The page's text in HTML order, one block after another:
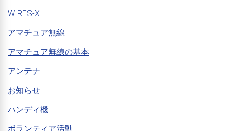
WIRES-X
アマチュア無線
アマチュア無線の基本
アンテナ
お知らせ
ハンディ機
ボランティア活動